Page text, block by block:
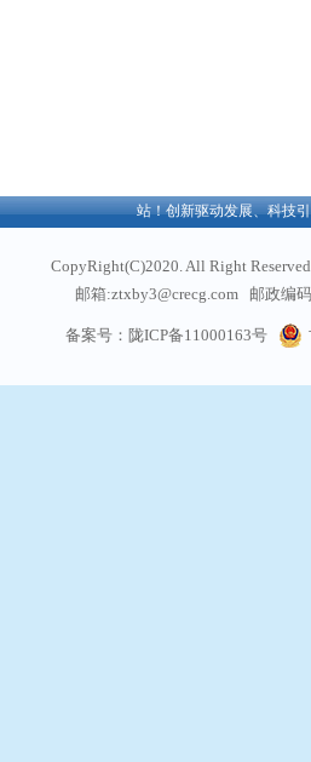
有限公司官方网站！创新驱动发展、科技引领
CopyRight(C)2020. All Right
邮箱:ztxby3@crecg.com 邮政编
通信地址: 甘肃省兰
备案号：陇ICP备11000163号